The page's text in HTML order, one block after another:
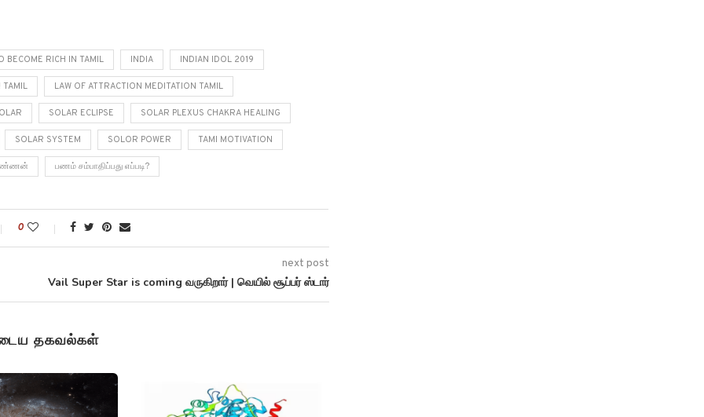
BECOME RICH IN TAMIL INDIA INDIAN IDOL 2019
TAMIL LAW OF ATTRACTION MEDITATION TAMIL
SOLAR ECLIPSE SOLAR PLEXUS CHAKRA HEALING
SOLAR SYSTEM SOLOR POWER TAMI MOTIVATION
பணம் சம்பாதிப்பது எப்படி?
0
next post
Vail Super Star is coming வருகிறார் | வெயில் சூப்பர் ஸ்டார்
தகவல்கள்